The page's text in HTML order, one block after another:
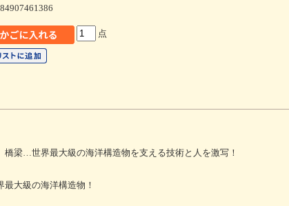
点
梁…世界最大級の海洋構造物を支える技術と人を激写！
大級の海洋構造物！